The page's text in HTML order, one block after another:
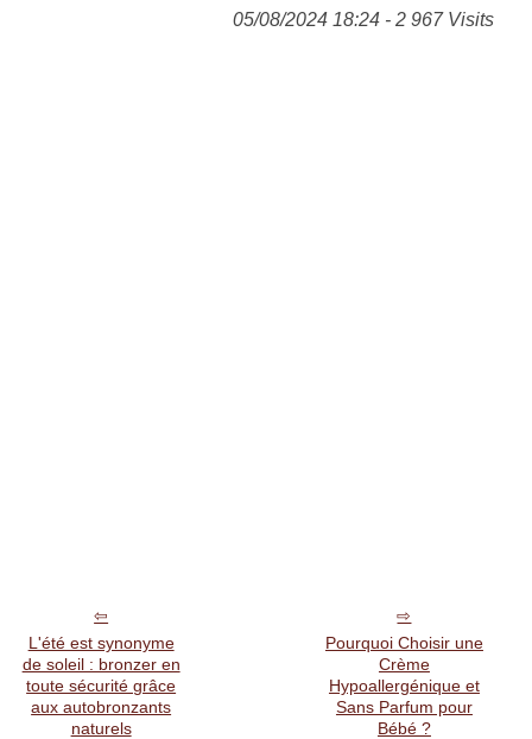
05/08/2024 18:24 - 2 967 Visits
L'été est synonyme
de soleil : bronzer en
toute sécurité grâce
aux autobronzants
naturels
Pourquoi Choisir une
Crème
Hypoallergénique et
Sans Parfum pour
Bébé ?